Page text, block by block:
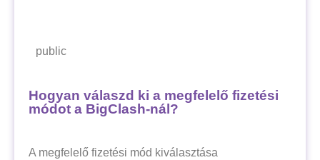
public
Hogyan válaszd ki a megfelelő fizetési
módot a BigClash-nál?
A megfelelő fizetési mód kiválasztása